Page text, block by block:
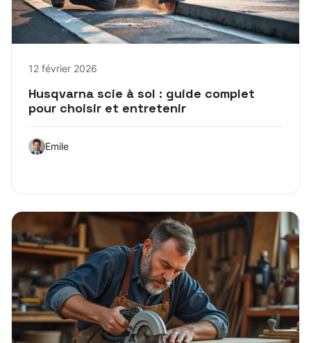
12 février 2026
Husqvarna scie à sol : guide complet
pour choisir et entretenir
Emile